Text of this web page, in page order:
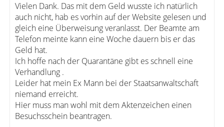
Vielen Dank. Das mit dem Geld wusste ich natürlich
auch nicht, hab es vorhin auf der Website gelesen und
gleich eine Überweisung veranlasst. Der Beamte am
Telefon meinte kann eine Woche dauern bis er das
Geld hat.
Ich hoffe nach der Quarantäne gibt es schnell eine
Verhandlung .
Leider hat mein Ex Mann bei der Staatsanwaltschaft
niemand erreicht.
Hier muss man wohl mit dem Aktenzeichen einen
Besuchsschein beantragen.